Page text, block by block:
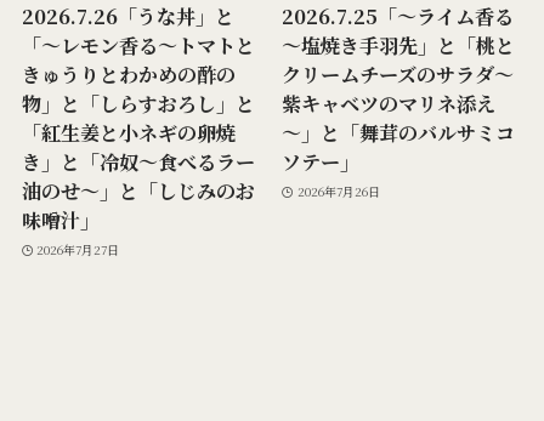
2026.7.26「うな丼」と
「～レモン香る～トマトと
きゅうりとわかめの酢の
物」と「しらすおろし」と
「紅生姜と小ネギの卵焼
き」と「冷奴～食べるラー
油のせ～」と「しじみのお
味噌汁」
2026年7月27日
2026.7.25「～ライム香る
～塩焼き手羽先」と「桃と
クリームチーズのサラダ～
紫キャベツのマリネ添え
～」と「舞茸のバルサミコ
ソテー」
2026年7月26日